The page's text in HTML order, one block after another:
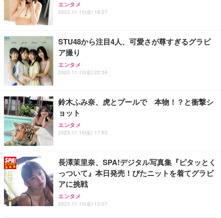
エンタメ
2023.11.10(金) 18:57
STU48から注目4人、可愛さが尊すぎるグラビ
ア撮り
エンタメ
2023.11.10(金) 22:34
鈴木ふみ奈、虎とプールで 本物！？と衝撃シ
ョット
エンタメ
2023.11.10(金) 17:53
長澤茉里奈、SPA!デジタル写真集『ピタッとく
っついて』本日発売！ぴたニットを着てグラビ
アに挑戦
エンタメ
2023.11.10(金) 13:07